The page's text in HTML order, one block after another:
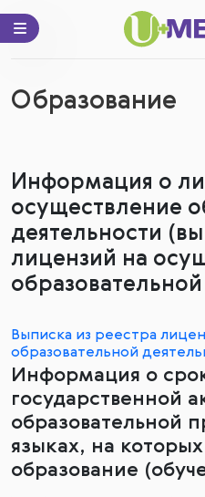
Образование
Информация о
осуществление
деятельности
лицензий на
Выписка из реестра
образовательной
Информация о
государственной
образовательной
языках, на
образование